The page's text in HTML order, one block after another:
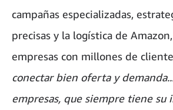
campañas especializadas,
precisas y la logística de
empresas con millones de
conectar bien oferta y
empresas, que siempre tiene su